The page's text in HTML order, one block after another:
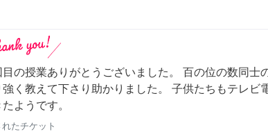
目の授業ありがとうございました。 百の位の数同士
強く教えて下さり助かりました。 子供たちもテレビ
ようです。
たチケット